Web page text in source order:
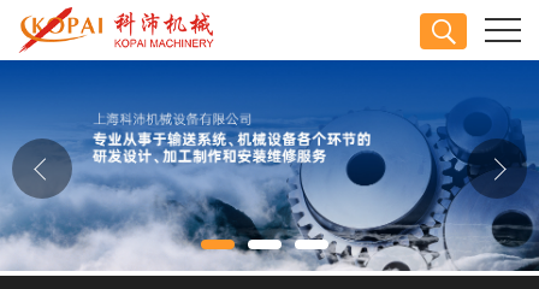
公司介绍
公司动态
产品展厅